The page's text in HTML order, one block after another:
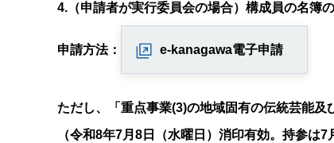
4.（申請者が実行委員会の場合）構成員の名簿
申請方法： e-kanagawa電子申請
ただし、「重点事業(3)の地域固有の伝統芸能及
（令和8年7月8日（水曜日）消印有効。持参は7